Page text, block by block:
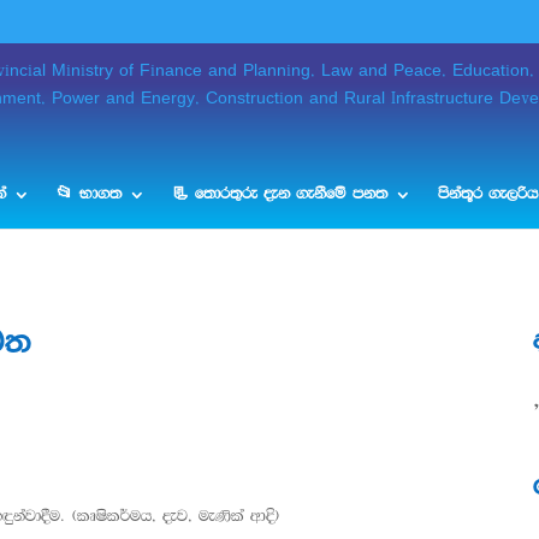
📂 භාගත 📃 තොරතුරු දැන ගැනීමේ පනත පින්තූර ගැලරිය
(කෘෂිකර්මය, දැව, මැණික් ආදි)